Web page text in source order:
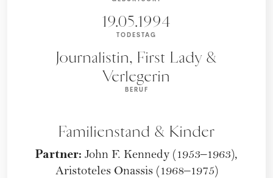
TODESTAG
19.05.1994
BERUF
Journalistin, First Lady &
Verlegerin
Familienstand & Kinder
Partner: John F. Kennedy (1953–1963),
Aristoteles Onassis (1968–1975)